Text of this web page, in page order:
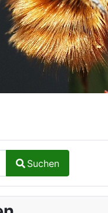
for results.
Suchen